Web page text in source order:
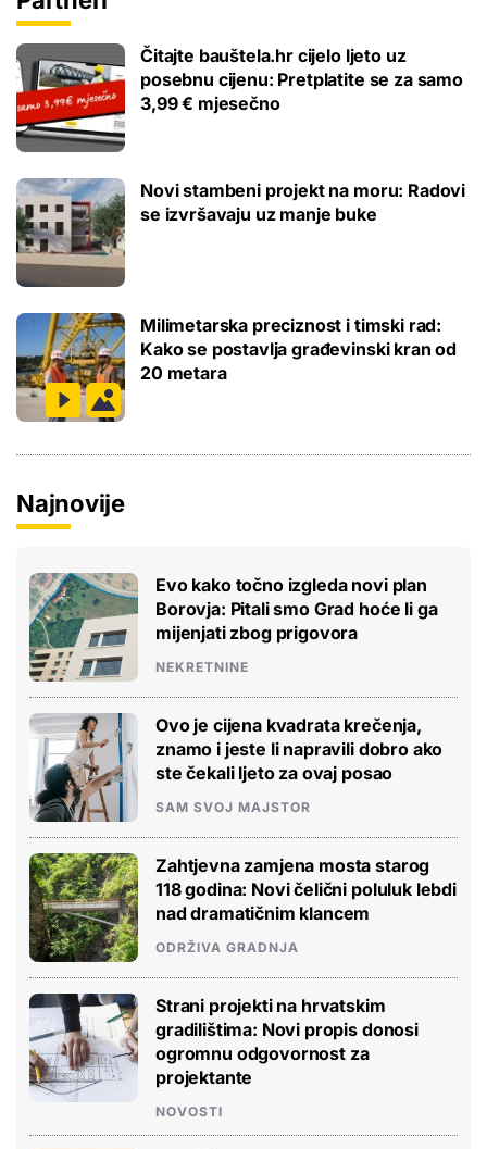
Čitajte bauštela.hr cijelo ljeto uz
posebnu cijenu: Pretplatite se za samo
3,99 € mjesečno
Novi stambeni projekt na moru: Radovi
se izvršavaju uz manje buke
Milimetarska preciznost i timski rad:
Kako se postavlja građevinski kran od
20 metara
Najnovije
Evo kako točno izgleda novi plan
Borovja: Pitali smo Grad hoće li ga
mijenjati zbog prigovora
NEKRETNINE
Ovo je cijena kvadrata krečenja,
znamo i jeste li napravili dobro ako
ste čekali ljeto za ovaj posao
SAM SVOJ MAJSTOR
Zahtjevna zamjena mosta starog
118 godina: Novi čelični poluluk lebdi
nad dramatičnim klancem
ODRŽIVA GRADNJA
Strani projekti na hrvatskim
gradilištima: Novi propis donosi
ogromnu odgovornost za
projektante
NOVOSTI